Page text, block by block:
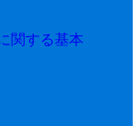
関する基本